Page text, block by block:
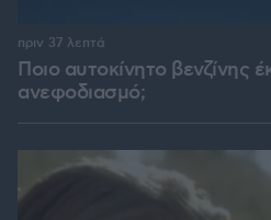
Ποιο αυτοκίνητο βενζίνης
ανεφοδιασμό;
πριν 37 λεπτά